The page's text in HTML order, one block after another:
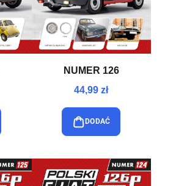
NUMER 126
44,99 zł
DODAĆ